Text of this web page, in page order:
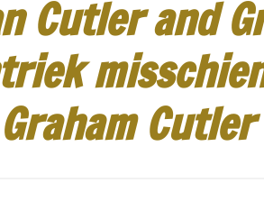
Cutler and
Graham Cutler